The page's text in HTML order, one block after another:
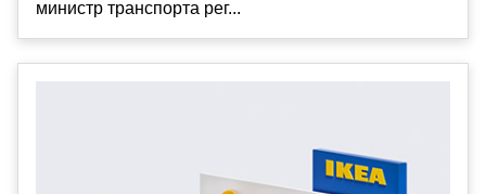
министр транспорта рег...